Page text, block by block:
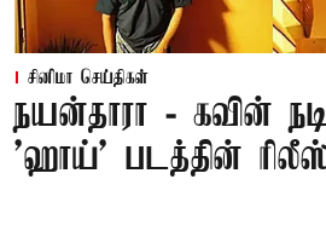
சினிமா செய்திகள்
நயன்தாரா - கவின்
'ஹாய்' படத்தின்